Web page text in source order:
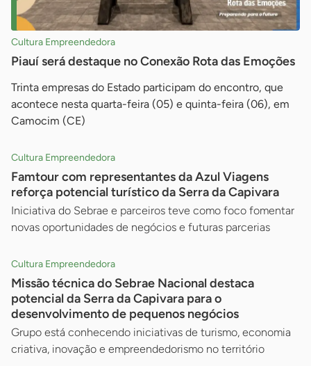
Cultura Empreendedora
Piauí será destaque no Conexão Rota das Emoções
Trinta empresas do Estado participam do encontro, que
acontece nesta quarta-feira (05) e quinta-feira (06), em
Camocim (CE)
Cultura Empreendedora
Famtour com representantes da Azul Viagens
reforça potencial turístico da Serra da Capivara
Iniciativa do Sebrae e parceiros teve como foco fomentar
novas oportunidades de negócios e futuras parcerias
Cultura Empreendedora
Missão técnica do Sebrae Nacional destaca
potencial da Serra da Capivara para o
desenvolvimento de pequenos negócios
Grupo está conhecendo iniciativas de turismo, economia
criativa, inovação e empreendedorismo no território